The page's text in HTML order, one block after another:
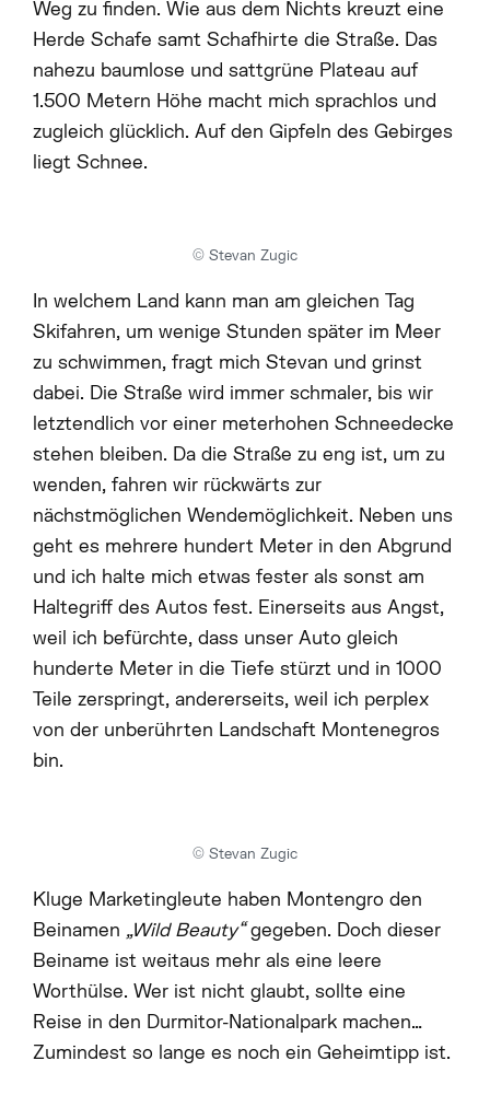
#NEBENSEASON
KREDITKARTEN
REVIEWS
REISEDEALS
Weg zu finden. Wie aus dem Nichts kreuzt eine
Herde Schafe samt Schafhirte die Straße. Das
nahezu baumlose und sattgrüne Plateau auf
1.500 Metern Höhe macht mich sprachlos und
zugleich glücklich. Auf den Gipfeln des Gebirges
liegt Schnee.
© Stevan Zugic
In welchem Land kann man am gleichen Tag
Skifahren, um wenige Stunden später im Meer
zu schwimmen, fragt mich Stevan und grinst
dabei. Die Straße wird immer schmaler, bis wir
letztendlich vor einer meterhohen Schneedecke
stehen bleiben. Da die Straße zu eng ist, um zu
wenden, fahren wir rückwärts zur
nächstmöglichen Wendemöglichkeit. Neben uns
geht es mehrere hundert Meter in den Abgrund
und ich halte mich etwas fester als sonst am
Haltegriff des Autos fest. Einerseits aus Angst,
weil ich befürchte, dass unser Auto gleich
hunderte Meter in die Tiefe stürzt und in 1000
Teile zerspringt, andererseits, weil ich perplex
von der unberührten Landschaft Montenegros
bin.
© Stevan Zugic
Kluge Marketingleute haben Montengro den
Beinamen „Wild Beauty“gegeben. Doch dieser
Beiname ist weitaus mehr als eine leere
Worthülse. Wer ist nicht glaubt, sollte eine
Reise in den Durmitor-Nationalpark machen…
Zumindest so lange es noch ein Geheimtipp ist.